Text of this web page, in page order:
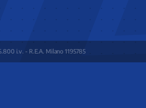
i.v. - R.E.A. Milano 1195785